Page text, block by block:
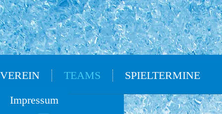
VEREIN TEAMS
Oldies
SPIELTERMINE
Impressum